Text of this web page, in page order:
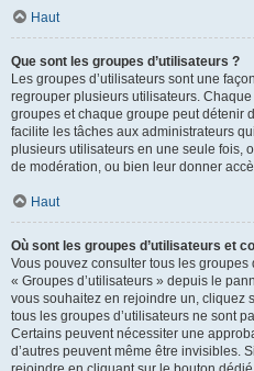
Haut
Que sont les groupes d’utilisateurs ?
Les groupes d’utilisateurs sont une
regrouper plusieurs utilisateurs.
groupes et chaque groupe peut détenir
facilite les tâches aux administrateurs
plusieurs utilisateurs en une seule fois,
de modération, ou bien leur donner
Haut
Où sont les groupes d’utilisateurs et
Vous pouvez consulter tous les
« Groupes d’utilisateurs » depuis le
vous souhaitez en rejoindre un, cliquez
tous les groupes d’utilisateurs ne sont
Certains peuvent nécessiter une
d’autres peuvent même être invisibles.